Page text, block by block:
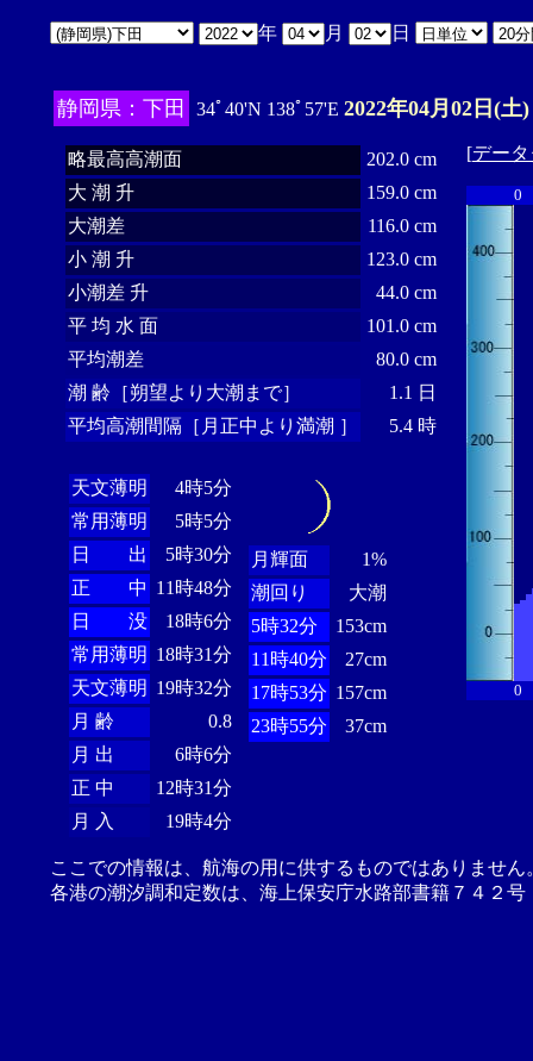
年 月 日
静岡県：下田 34ﾟ40'N 138ﾟ57'E 2022年04月02日(土)
略最高高潮面
202.0 cm
大 潮 升
159.0 cm
大潮差
116.0 cm
小 潮 升
123.0 cm
小潮差 升
44.0 cm
平 均 水 面
101.0 cm
平均潮差
80.0 cm
潮 齢［朔望より大潮まで］
1.1 日
平均高潮間隔［月正中より満潮 ］
5.4 時
天文薄明
4時5分
常用薄明
5時5分
日 出
5時30分
正 中 11時48分
日 没
18時6分
常用薄明 18時31分
天文薄明 19時32分
月 齢
0.8
月 出
6時6分
正 中
12時31分
月 入
19時4分
月輝面
1%
潮回り
大潮
5時32分
153cm
11時40分
27cm
17時53分 157cm
23時55分
37cm
[デー
0
0
ここでの情報は、航海の用に供するものではありませ
各港の潮汐調和定数は、海上保安庁水路部書籍７４２